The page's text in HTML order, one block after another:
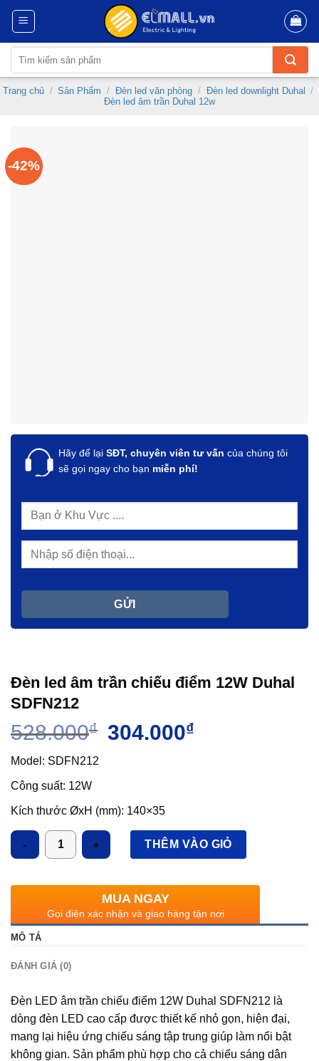
Skip
content
kiếm:
Trang chủ / Sản Phẩm / Đèn led văn phòng / Đèn led downlight Duhal
/
Đèn led âm trần Duhal 12w
-42%
Hãy để lại SĐT, chuyên viên tư vấn của chúng tôi
sẽ gọi ngay cho bạn miễn phí!
Đèn led âm trần chiếu điểm 12W Duhal
SDFN212
528.000₫ Giá
304.000₫
Model: SDFN212
Công suất: 12W
Kích thước ØxH (mm): 140×35
Kích thước khoét lỗ Ø (mm): 120
Điện áp: 150V-250V/50Hz
Ánh sáng: 3000K/6500K
Quang thông: 1250lm
Chỉ số hoàn màu (CRI): >85
Tuổi thọ: 50000h
Số lượng
THÊM VÀO GIỎ
MUA NGAY
Gọi điện xác nhận và giao hàng tận nơi
MÔ TẢ
ĐÁNH GIÁ (0)
Đèn LED âm trần chiếu điểm 12W Duhal SDFN212 là
dòng đèn LED cao cấp được thiết kế nhỏ gọn, hiện đại,
mang lại hiệu ứng chiếu sáng tập trung giúp làm nổi bật
không gian. Sản phẩm phù hợp cho cả chiếu sáng dân